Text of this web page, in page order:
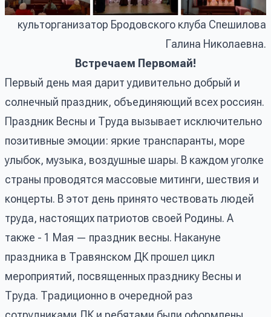
культорганизатор Бродовского клуба Спешилова
Галина Николаевна.
Встречаем Первомай!
Первый день мая дарит удивительно добрый и
солнечный праздник, объединяющий всех россиян.
Праздник Весны и Труда вызывает исключительно
позитивные эмоции: яркие транспаранты, море
улыбок, музыка, воздушные шары. В каждом уголке
страны проводятся массовые митинги, шествия и
концерты. В этот день принято чествовать людей
труда, настоящих патриотов своей Родины. А
также - 1 Мая — праздник весны. Накануне
праздника в Травянском ДК прошел цикл
мероприятий, посвященных празднику Весны и
Труда. Традиционно в очередной раз